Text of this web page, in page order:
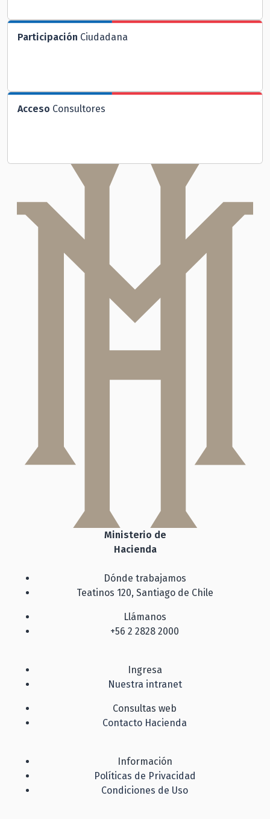
Participación Ciudadana
Acceso Consultores
Ministerio de
Hacienda
Dónde trabajamos
Teatinos 120, Santiago de Chile
Llámanos
+56 2 2828 2000
Ingresa
Nuestra intranet
Consultas web
Contacto Hacienda
Información
Políticas de Privacidad
Condiciones de Uso